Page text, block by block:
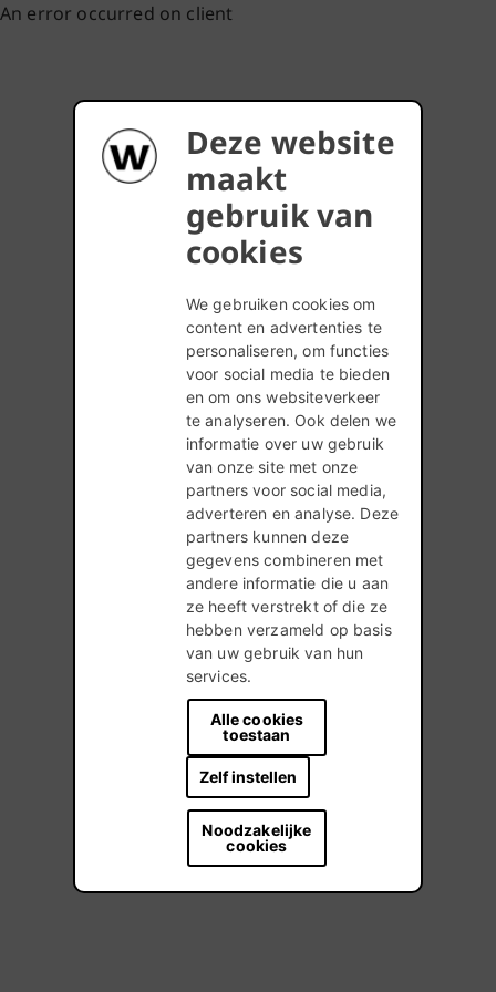
Deze website
maakt
gebruik van
cookies
We gebruiken cookies om
content en advertenties te
personaliseren, om functies
voor social media te bieden
en om ons websiteverkeer
te analyseren. Ook delen we
informatie over uw gebruik
van onze site met onze
partners voor social media,
adverteren en analyse. Deze
partners kunnen deze
gegevens combineren met
andere informatie die u aan
ze heeft verstrekt of die ze
hebben verzameld op basis
van uw gebruik van hun
services.
Alle cookies
toestaan
Zelf instellen
Noodzakelijke
cookies
An error occurred on client